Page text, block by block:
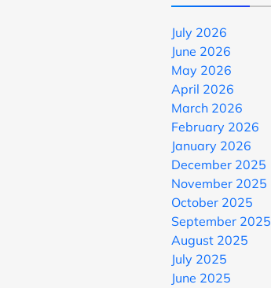
July 2026
June 2026
May 2026
April 2026
March 2026
February 2026
January 2026
December 2025
November 2025
October 2025
September 2025
August 2025
July 2025
June 2025